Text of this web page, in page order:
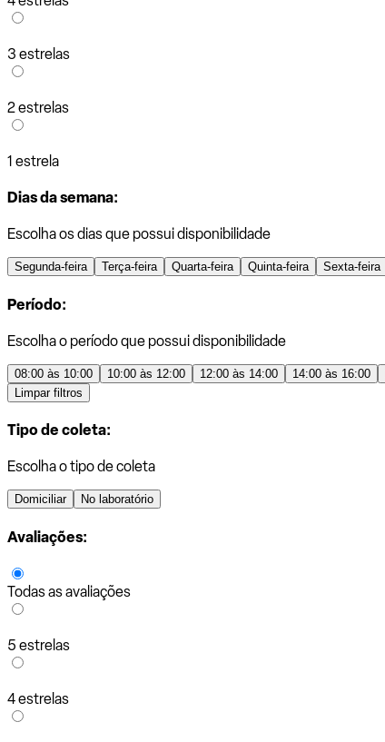
3 estrelas
2 estrelas
1 estrela
Dias da semana:
Escolha os dias que possui disponibilidade
Segunda-feira Terça-feira Quarta-feira Quinta-feira Sexta-feira
Período:
Escolha o período que possui disponibilidade
08:00 às 10:00 10:00 às 12:00 12:00 às 14:00 14:00 às 16:00
Limpar filtros
Tipo de coleta:
Escolha o tipo de coleta
Domiciliar No laboratório
Avaliações:
Todas as avaliações
5 estrelas
4 estrelas